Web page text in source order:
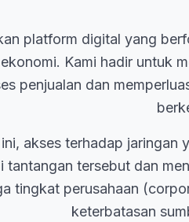
platform digital yang
Kami hadir untuk
penjualan dan
akses terhadap jaringan
tantangan tersebut dan
tingkat perusahaan
keterbatasan